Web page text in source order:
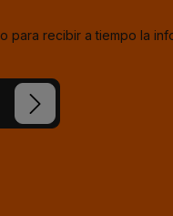
para recibir a tiempo la